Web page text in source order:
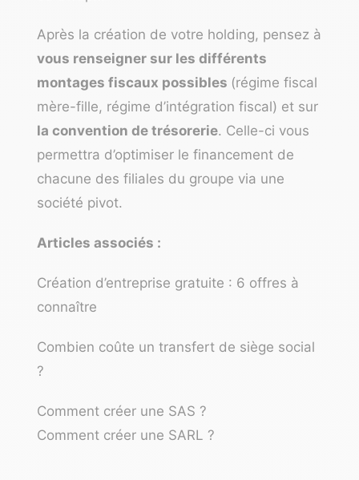
Après la création de votre holding, pensez à
vous renseigner sur les différents
montages fiscaux possibles (régime fiscal
mère-fille, régime d’intégration fiscal) et sur
la convention de trésorerie. Celle-ci vous
permettra d’optimiser le financement de
chacune des filiales du groupe via une
société pivot.
Articles associés :
Création d’entreprise gratuite : 6 offres à
connaître
Combien coûte un transfert de siège social
?
Comment créer une SAS ?
Comment créer une SARL ?